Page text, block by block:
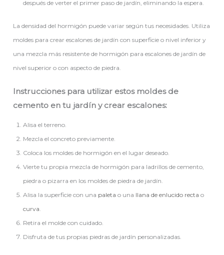
después de verter el primer paso de jardín, eliminando la espera.
La densidad del hormigón puede variar según tus necesidades. Utiliza
moldes para crear escalones de jardín con superficie o nivel inferior y
una mezcla más resistente de hormigón para escalones de jardín de
nivel superior o con aspecto de piedra.
Instrucciones para utilizar estos moldes de
cemento en tu jardín y crear escalones:
Alisa el terreno.
Mezcla el concreto previamente.
Coloca los moldes de hormigón en el lugar deseado.
Vierte tu propia mezcla de hormigón para ladrillos de cemento,
piedra o pizarra en los moldes de piedra de jardín.
Alisa la superficie con una paleta o una llana de enlucido recta o
curva
Retira el molde con cuidado.
Disfruta de tus propias piedras de jardín personalizadas.